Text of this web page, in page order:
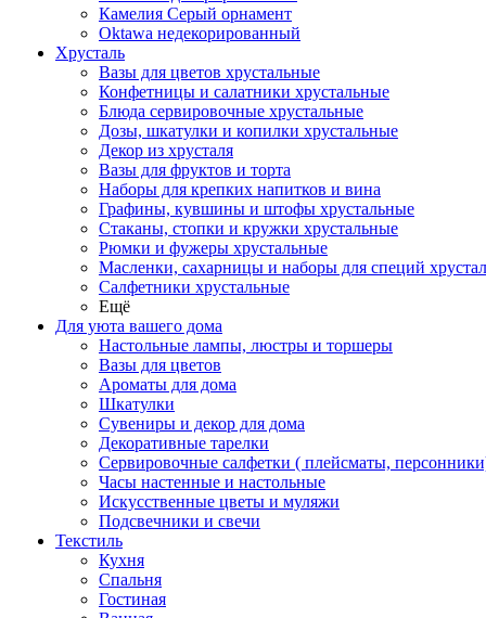
Камелия Серый орнамент
Oktawa недекорированный
Хрусталь
Вазы для цветов хрустальные
Конфетницы и салатники хрустальные
Блюда сервировочные хрустальные
Дозы, шкатулки и копилки хрустальные
Декор из хрусталя
Вазы для фруктов и торта
Наборы для крепких напитков и вина
Графины, кувшины и штофы хрустальные
Стаканы, стопки и кружки хрустальные
Рюмки и фужеры хрустальные
Масленки, сахарницы и наборы для специй
Салфетники хрустальные
Ещё
Для уюта вашего дома
Настольные лампы, люстры и торшеры
Вазы для цветов
Ароматы для дома
Шкатулки
Сувениры и декор для дома
Декоративные тарелки
Сервировочные салфетки ( плейсматы,
Часы настенные и настольные
Искусственные цветы и муляжи
Подсвечники и свечи
Текстиль
Кухня
Спальня
Гостиная